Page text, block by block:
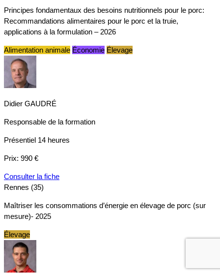
Principes fondamentaux des besoins nutritionnels pour le porc:
Recommandations alimentaires pour le porc et la truie,
applications à la formulation – 2026
Alimentation animale Économie Élevage
Didier GAUDRÉ
Responsable de la formation
Présentiel 14 heures
Prix: 990 €
Consulter la fiche
Rennes (35)
Maîtriser les consommations d’énergie en élevage de porc (sur
mesure)- 2025
Élevage